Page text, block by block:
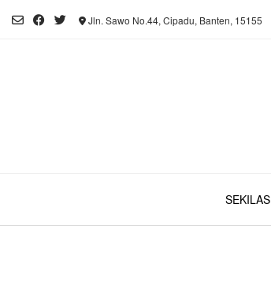
Jln. Sawo No.44, Cipadu, Banten, 15155
SEKILAS